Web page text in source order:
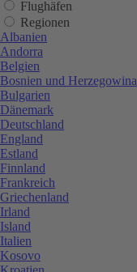
Flughäfen
Regionen
Albanien
Andorra
Belgien
Bosnien und Herzegowina
Bulgarien
Dänemark
Deutschland
England
Estland
Finnland
Frankreich
Griechenland
Irland
Island
Italien
Kosovo